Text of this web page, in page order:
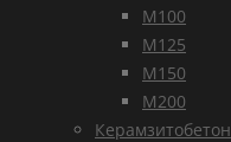
М100
М125
М150
М200
Керамзитобетон